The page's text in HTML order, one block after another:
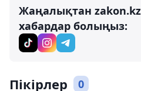
Жаңалықтан
хабардар болыңыз:
Пікірлер 0